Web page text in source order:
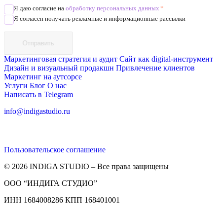
Я даю согласие на обработку персональных данных *
Я согласен получать рекламные и информационные рассылки
Отправить
Маркетинговая стратегия и аудит Сайт как digital-инструмент
Дизайн и визуальный продакшн Привлечение клиентов
Маркетинг на аутсорсе
Услуги Блог О нас
Написать в Telegram
info@indigastudio.ru
Пользовательское соглашение
© 2026 INDIGA STUDIO – Все права защищены
ООО “ИНДИГА СТУДИО”
ИНН 1684008286 КПП 168401001